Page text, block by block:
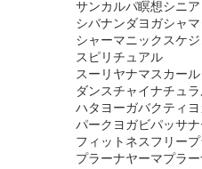
サンカルパ瞑想シニ
シバナンダヨガシャマ
シャーマニック スケ
スピリチュアル
スーリヤナマスカール
ダンスチャイ ナチュ
ハタヨーガバクティヨ
パークヨガ ビパッサナ
フィットネス フリー
プラーナヤーマプラ